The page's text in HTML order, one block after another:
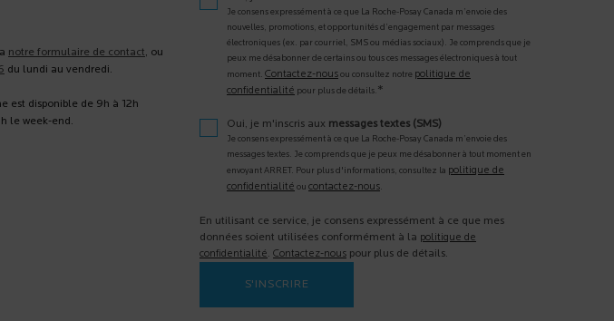
notre formulaire de contact, ou
du lundi au vendredi.
est disponible de 9h à 12h
le week-end.
Je consens expressément à ce que La Roche-Posay Canada m’envoie des
nouvelles, promotions, et opportunités d’engagement par messages
électroniques (ex. par courriel, SMS ou médias sociaux). Je comprends que je
peux me désabonner de certains ou tous ces messages électroniques à tout
moment. Contactez-nous ou consultez notre politique de
confidentialité pour plus de détails. *
Oui, je m'inscris aux messages textes (SMS)
Je consens expressément à ce que La Roche-Posay Canada m’envoie des
messages textes. Je comprends que je peux me désabonner à tout moment en
envoyant ARRET. Pour plus d'informations, consultez la politique de
confidentialité ou contactez-nous.
En utilisant ce service, je consens expressément à ce que mes
données soient utilisées conformément à la politique de
confidentialité. Contactez-nous pour plus de détails.
S'INSCRIRE